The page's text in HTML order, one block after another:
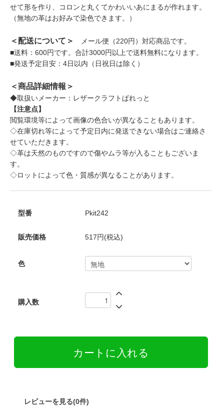
せて形を作り、コロンと丸くてかわいいあにまるが作れます。
（無地の革はお好みで染色できます。）
＜配送について＞
メール便（220円）対応商品です。
■送料：600円です。合計3000円以上で送料無料になります。
■発送予定目安：4日以内（日祝日は除く）
＜商品詳細情報＞
◆取扱いメーカー：レザークラフトぱれっと
【注意点】
閲覧環境等によって画像の色合いが異なることもあります。
◇在庫切れ等によって予定日内に発送できない場合はご連絡さ
せていただきます。
◇革は天然のものですので傷やムラ等が入ることもございま
す。
◇ロットによって色・質感が異なることがあります。
型番 Pkit242
販売価格 517円(税込)
色
購入数
レビューを見る(0件)